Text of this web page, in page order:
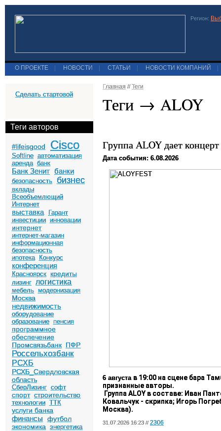
Регион:
О ПРОЕКТЕ НОВОСТИ СТАТЬИ НОВОСТИ КОМПАНИЙ
Сделать стартовой
Теги авторов
#lifeisgood Cisco
Softline автоматизация
аренда банк
Банк Зенит банки
безопасность бизнес
вклады
Всеобъемлющий
Интернет
выставка
Гарант
инвестиции инновации
интернет
интернет-магазин
информационная
безопасность
ипотека
Конкурс
конференция
Красноярск кредиты
лизинг логистика
мебель модернизация
Москва
недвижимость
оборудование
образование пенсия
программное
обеспечение
Промсвязьбанк ПФР
Россельхозбанк
РСХБ
РСХБ_Свердловская
область
СберЛизинг софт
спорт строительство
технологии ТТК
услуги банка
финансы
футбол
экономика
энергетика
Главная // Теги
Теги → ALOY
Группа ALOY дает концерт
Дата события: 6.08.2026
6 августа в 19:00 на сцене бара
признанные авторы.
Группа ALOY в составе: Иван
Ковальчук - скрипка; Игорь
Москва).
31.07.2026 16:23 // 2306